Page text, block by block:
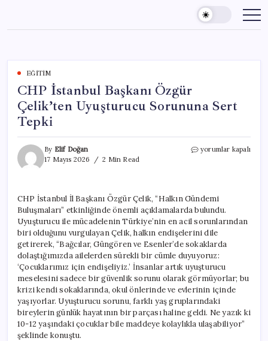
content
EĞITIM
CHP İstanbul Başkanı Özgür
Çelik’ten Uyuşturucu Sorununa Sert
Tepki
By Elif Doğan
17 Mayıs 2026
2 Min Read
CHP
Uyuşturucu
Sorununa
Sert
Tepki
için
yorumlar kapalı
CHP İstanbul İl Başkanı Özgür Çelik, “Halkın Gündemi
Buluşmaları” etkinliğinde önemli açıklamalarda bulundu.
Uyuşturucu ile mücadelenin Türkiye’nin en acil sorunlarından
biri olduğunu vurgulayan Çelik, halkın endişelerini dile
getirerek, “Bağcılar, Güngören ve Esenler’de sokaklarda
dolaştığımızda ailelerden sürekli bir cümle duyuyoruz:
‘Çocuklarımız için endişeliyiz.’ İnsanlar artık uyuşturucu
meselesini sadece bir güvenlik sorunu olarak görmüyorlar; bu
krizi kendi sokaklarında, okul önlerinde ve evlerinin içinde
yaşıyorlar. Uyuşturucu sorunu, farklı yaş gruplarındaki
bireylerin günlük hayatının bir parçası haline geldi. Ne yazık ki
10-12 yaşındaki çocuklar bile maddeye kolaylıkla ulaşabiliyor”
şeklinde konuştu.